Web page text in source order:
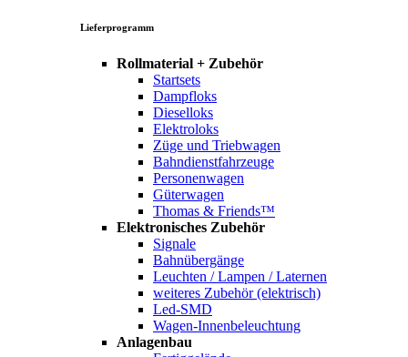
Lieferprogramm
Rollmaterial + Zubehör
Startsets
Dampfloks
Dieselloks
Elektroloks
Züge und Triebwagen
Bahndienstfahrzeuge
Personenwagen
Güterwagen
Thomas & Friends™
Elektronisches Zubehör
Signale
Bahnübergänge
Leuchten / Lampen / Laternen
weiteres Zubehör (elektrisch)
Led-SMD
Wagen-Innenbeleuchtung
Anlagenbau